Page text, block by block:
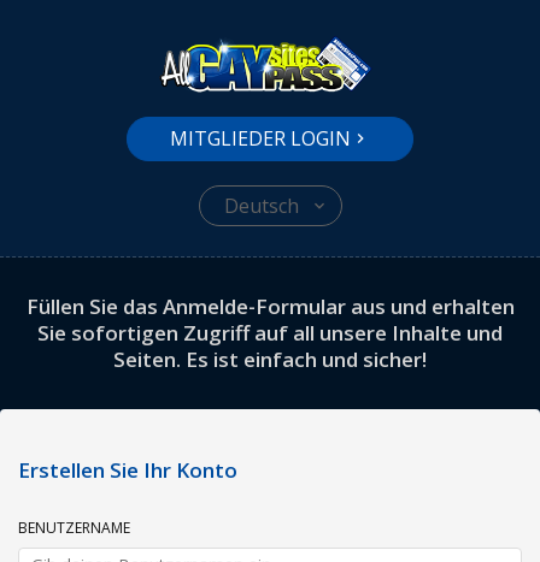
Deutsch
MITGLIEDER LOGIN
Füllen Sie das Anmelde-Formular aus und erhalten
Sie sofortigen Zugriff auf all unsere Inhalte und
Seiten. Es ist einfach und sicher!
Erstellen Sie Ihr Konto
BENUTZERNAME